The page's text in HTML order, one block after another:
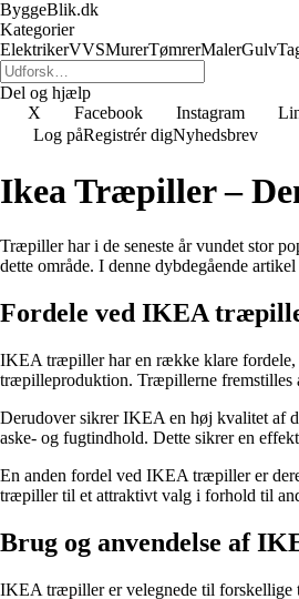
ByggeBlik.dk
Kategorier
ElektrikerVVSMurerTømrerMalerGulv
Del og hjælp
X
Facebook Instagram
Log påRegistrér digNyhedsbrev
Ikea Træpiller –
Træpiller har i de seneste år vundet stor
dette område. I denne dybdegående
Fordele ved IKEA
IKEA træpiller har en række klare fordele,
træpilleproduktion. Træpillerne fremstilles
Derudover sikrer IKEA en høj kvalitet af
aske- og fugtindhold. Dette sikrer en
En anden fordel ved IKEA træpiller er
træpiller til et attraktivt valg i forhold til
Brug og anvendelse af
IKEA træpiller er velegnede til forskellige